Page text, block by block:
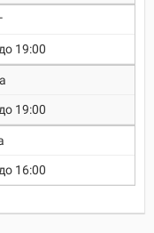
19:00
19:00
16:00